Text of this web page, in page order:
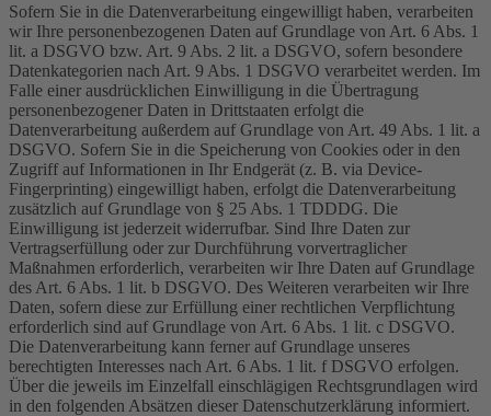
Sofern Sie in die Datenverarbeitung eingewilligt haben, verarbeiten
wir Ihre personenbezogenen Daten auf Grundlage von Art. 6 Abs. 1
lit. a DSGVO bzw. Art. 9 Abs. 2 lit. a DSGVO, sofern besondere
Datenkategorien nach Art. 9 Abs. 1 DSGVO verarbeitet werden. Im
Falle einer ausdrücklichen Einwilligung in die Übertragung
personenbezogener Daten in Drittstaaten erfolgt die
Datenverarbeitung außerdem auf Grundlage von Art. 49 Abs. 1 lit. a
DSGVO. Sofern Sie in die Speicherung von Cookies oder in den
Zugriff auf Informationen in Ihr Endgerät (z. B. via Device-
Fingerprinting) eingewilligt haben, erfolgt die Datenverarbeitung
zusätzlich auf Grundlage von § 25 Abs. 1 TDDDG. Die
Einwilligung ist jederzeit widerrufbar. Sind Ihre Daten zur
Vertragserfüllung oder zur Durchführung vorvertraglicher
Maßnahmen erforderlich, verarbeiten wir Ihre Daten auf Grundlage
des Art. 6 Abs. 1 lit. b DSGVO. Des Weiteren verarbeiten wir Ihre
Daten, sofern diese zur Erfüllung einer rechtlichen Verpflichtung
erforderlich sind auf Grundlage von Art. 6 Abs. 1 lit. c DSGVO.
Die Datenverarbeitung kann ferner auf Grundlage unseres
berechtigten Interesses nach Art. 6 Abs. 1 lit. f DSGVO erfolgen.
Über die jeweils im Einzelfall einschlägigen Rechtsgrundlagen wird
in den folgenden Absätzen dieser Datenschutzerklärung informiert.